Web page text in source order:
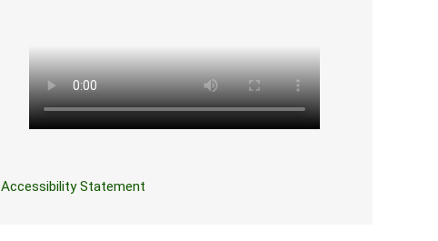
Accessibility Statement